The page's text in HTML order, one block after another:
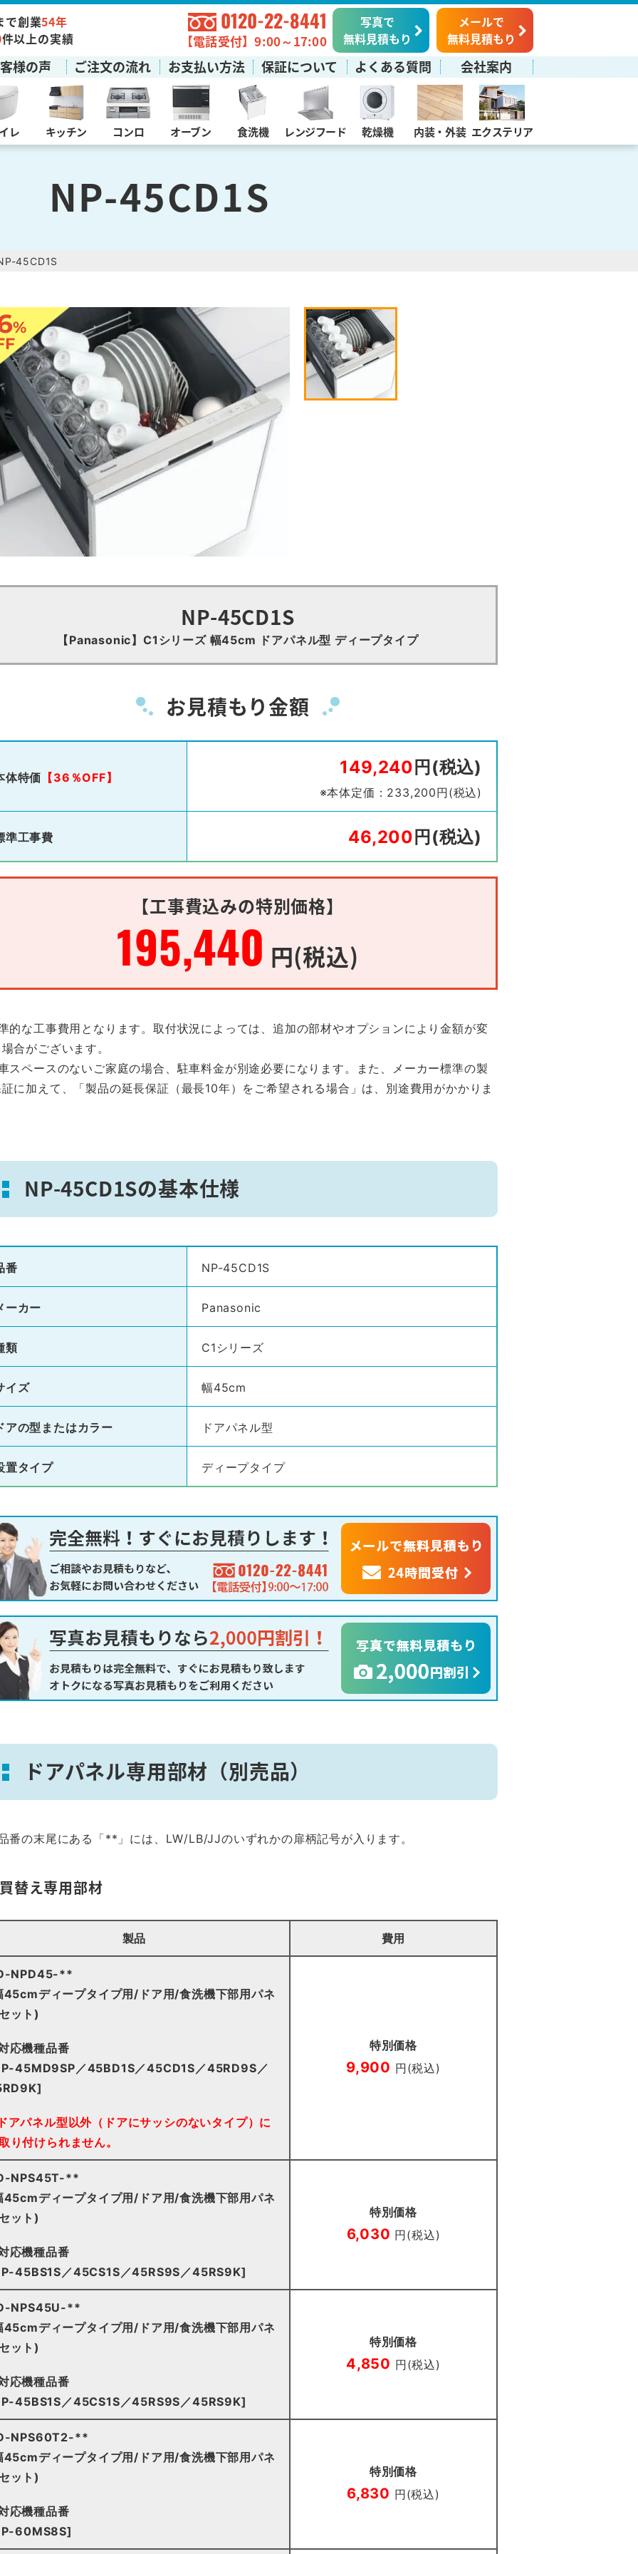
で創業54年
件以上の実績
0120-22-8441
【電話受付】9:00～17:00
写真で
無料見積もり
メールで
無料見積もり
様の声 ご注文の流れ お支払い方法 保証について よくある質問 会社案内
レ キッチン コンロ オーブン 食洗機 レンジフード 乾燥機 内装・外装 エクステリア
NP-45CD1S
45CD1S
%
NP-45CD1S
【Panasonic】C1シリーズ 幅45cm ドアパネル型 ディープタイプ
お見積もり金額
体特価 【36％OFF】 149,240 円(税込)
※本体定価：233,200円(税込)
準工事費 46,200 円(税込)
【工事費込みの特別価格】
195,440 円(税込)
的な工事費用となります。取付状況によっては、追加の部材やオプションにより金額が変
合がございます。
スペースのないご家庭の場合、駐車料金が別途必要になります。また、メーカー標準の製
に加えて、「製品の延長保証（最長10年）をご希望される場合」は、別途費用がかかりま
NP-45CD1Sの基本仕様
番 NP-45CD1S
ーカー Panasonic
類 C1シリーズ
イズ 幅45cm
アの型またはカラー ドアパネル型
置タイプ ディープタイプ
ドアパネル専用部材（別売品）
番の末尾にある「**」には、LW/LB/JJのいずれかの扉柄記号が入ります。
買替え専用部材
製品 費用
NPD45-**
45cmディープタイプ用/ドア用/食洗機下部用パネ
ット)
応機種品番
45MD9SP／45BD1S／45CD1S／45RD9S／
アパネル型以外（ドアにサッシのないタイプ）に
り付けられません。
特別価格
9,900 円(税込)
NPS45T-**
45cmディープタイプ用/ドア用/食洗機下部用パネ
ット)
応機種品番
45BS1S／45CS1S／45RS9S／45RS9K]
特別価格
6,030 円(税込)
NPS45U-**
45cmディープタイプ用/ドア用/食洗機下部用パネ
ット)
応機種品番
45BS1S／45CS1S／45RS9S／45RS9K]
特別価格
4,850 円(税込)
NPS60T2-**
45cmディープタイプ用/ドア用/食洗機下部用パネ
ット)
応機種品番
60MS8S]
特別価格
6,830 円(税込)